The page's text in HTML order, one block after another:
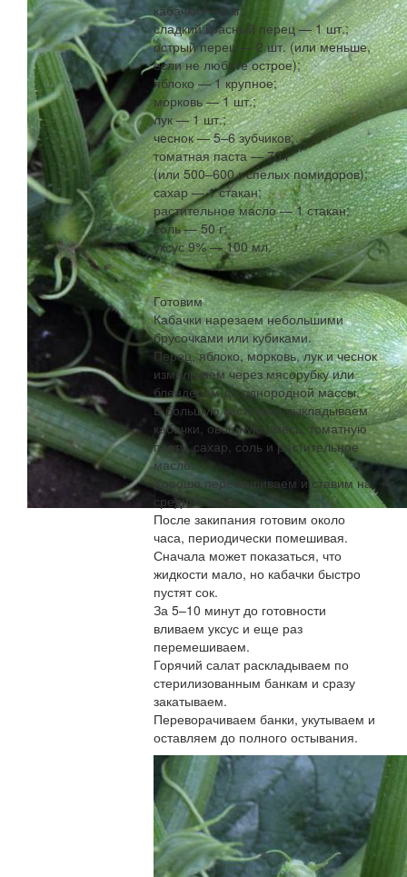
кабачки — 2 кг;
сладкий красный перец — 1 шт.;
острый перец — 2 шт. (или меньше,
если не любите острое);
яблоко — 1 крупное;
морковь — 1 шт.;
лук — 1 шт.;
чеснок — 5–6 зубчиков;
томатная паста — 70 г
(или 500–600 г спелых помидоров);
сахар — 1 стакан;
растительное масло — 1 стакан;
соль — 50 г;
уксус 9% — 100 мл.
Готовим
Кабачки нарезаем небольшими
брусочками или кубиками.
Перец, яблоко, морковь, лук и чеснок
измельчаем через мясорубку или
блендером до однородной массы.
В большую кастрюлю выкладываем
кабачки, овощную смесь, томатную
пасту, сахар, соль и растительное
масло.
Хорошо перемешиваем и ставим на
средний огонь.
После закипания готовим около
часа, периодически помешивая.
Сначала может показаться, что
жидкости мало, но кабачки быстро
пустят сок.
За 5–10 минут до готовности
вливаем уксус и еще раз
перемешиваем.
Горячий салат раскладываем по
стерилизованным банкам и сразу
закатываем.
Переворачиваем банки, укутываем и
оставляем до полного остывания.